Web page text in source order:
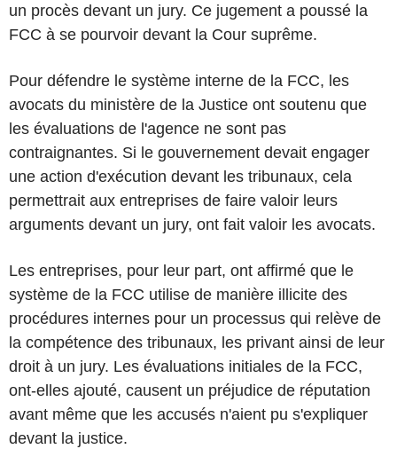
un procès devant un jury. Ce jugement a poussé la
FCC à se pourvoir devant la Cour suprême.
Pour défendre le système interne de la FCC, les
avocats du ministère de la Justice ont soutenu que
les évaluations de l'agence ne sont pas
contraignantes. Si le gouvernement devait engager
une action d'exécution devant les tribunaux, cela
permettrait aux entreprises de faire valoir leurs
arguments devant un jury, ont fait valoir les avocats.
Les entreprises, pour leur part, ont affirmé que le
système de la FCC utilise de manière illicite des
procédures internes pour un processus qui relève de
la compétence des tribunaux, les privant ainsi de leur
droit à un jury. Les évaluations initiales de la FCC,
ont-elles ajouté, causent un préjudice de réputation
avant même que les accusés n'aient pu s'expliquer
devant la justice.